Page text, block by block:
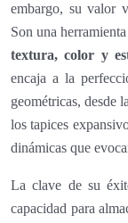
embargo, su valor
Son una
textura, color y
encaja a la
geométricas, desde
los tapices
dinámicas que
La clave de su
capacidad para